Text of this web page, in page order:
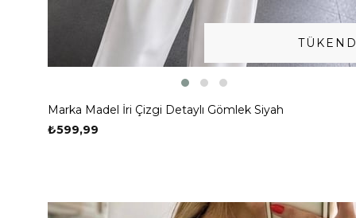
Marka Madel İri Çizgi Detaylı Gömlek Siyah
₺599,99